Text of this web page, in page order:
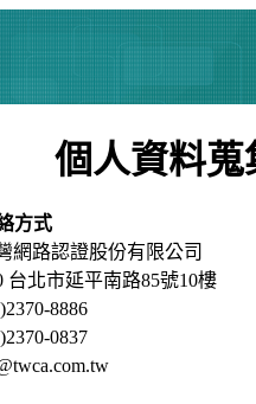
個人資料
方式
網路認證股份有限公司
台北市延平南路85號10樓
8886
0837